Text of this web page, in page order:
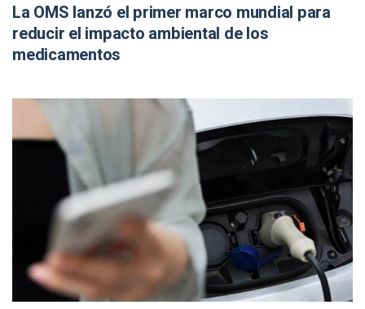
La OMS lanzó el primer marco mundial para
reducir el impacto ambiental de los
medicamentos